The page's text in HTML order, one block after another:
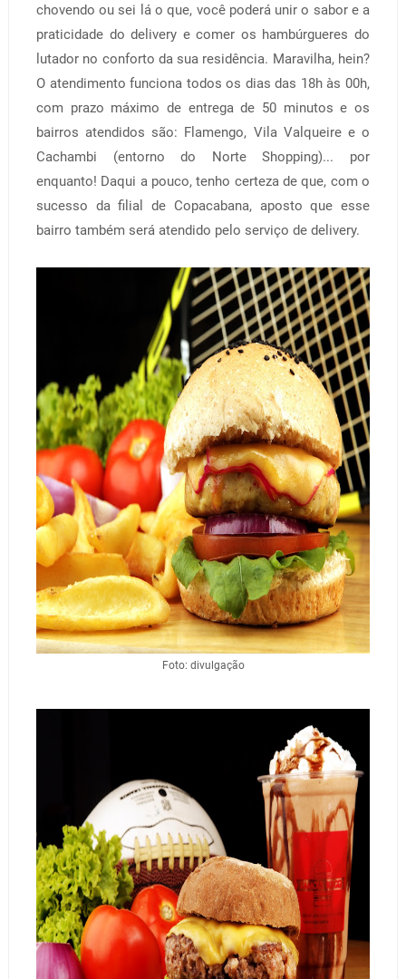
chovendo ou sei lá o que, você poderá unir o sabor e a
praticidade do delivery e comer os hambúrgueres do
lutador no conforto da sua residência. Maravilha, hein?
O atendimento funciona todos os dias das 18h às 00h,
com prazo máximo de entrega de 50 minutos e os
bairros atendidos são: Flamengo, Vila Valqueire e o
Cachambi (entorno do Norte Shopping)... por
enquanto! Daqui a pouco, tenho certeza de que, com o
sucesso da filial de Copacabana, aposto que esse
bairro também será atendido pelo serviço de delivery.
Foto: divulgação